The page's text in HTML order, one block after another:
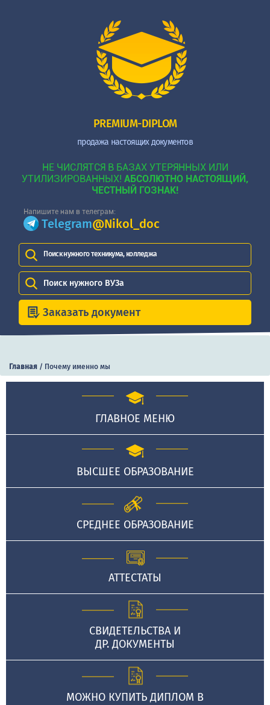
PREMIUM-DIPLOM
продажа настоящих документов
НЕ ЧИСЛЯТСЯ В БАЗАХ УТЕРЯННЫХ ИЛИ
УТИЛИЗИРОВАННЫХ! АБСОЛЮТНО НАСТОЯЩИЙ,
ЧЕСТНЫЙ ГОЗНАК!
Напишите нам в телеграм:
Telegram@Nikol_doc
Поиск нужного техникума, колледжа
Поиск нужного ВУЗа
Заказать документ
Главная / Почему именно мы
ГЛАВНОЕ МЕНЮ
ВЫСШЕЕ ОБРАЗОВАНИЕ
СРЕДНЕЕ ОБРАЗОВАНИЕ
АТТЕСТАТЫ
СВИДЕТЕЛЬСТВА И
ДР. ДОКУМЕНТЫ
МОЖНО КУПИТЬ ДИПЛОМ В